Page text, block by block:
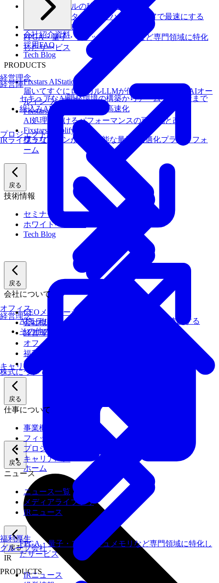
組込みAIモデルの移植・高速化
AIモデルを、ターゲットハードウェアで最速にする
その他のサービス
FPGA・量子・フラッシュメモリなど専門領域に特化
したサービス
PRODUCTS
Fixstars AIStation
届いてすぐにローカルLLMが使えるセキュアなAIオー
ルインワン環境
Fixstars AIBooster
AI処理におけるパフォーマンスの可視化と改善
Fixstars Amplify
様々なマシンが利用可能な量子×最適化プラットフォ
ーム
戻る
技術情報
セミナー
ホワイトペーパー
Tech Blog
戻る
ニュース
ニュース一覧
メディアライブラリ
IRニュース
戻る
IR
IRニュース
経営陣
経営理念
グループ会社
セキュアなAI開発環境の構築からチームへの定着まで
組込みAIモデルの移植・高速化
AIモデルを、ターゲットハードウェアで最速にする
その他のサービス
FPGA・量子・フラッシュメモリなど専門領域に特化し
たサービス
PRODUCTS
IRライブラリ
株式について
経営理念
オフィス
福利厚生
プロジェクト紹介
キャリアパス
会社紹介資料
採用FAQ
Tech Blog
戻る
会社について
CEOメッセージ
会社概要
経営理念
オフィス
福利厚生
業績
戻る
仕事について
事業概要
フィックスターズの強み
プロジェクト紹介
キャリアパス
ホーム